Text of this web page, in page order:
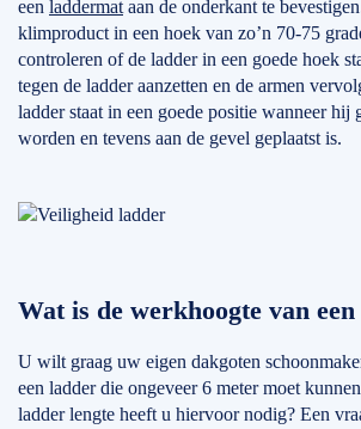
een laddermat aan de onderkant te
klimproduct in een hoek van zo’n 70-75
controleren of de ladder in een goede hoek
tegen de ladder aanzetten en de armen
ladder staat in een goede positie wanneer hij
worden en tevens aan de gevel geplaatst is.
Wat is de werkhoogte van
U wilt graag uw eigen dakgoten
een ladder die ongeveer 6 meter moet
ladder lengte heeft u hiervoor nodig? Een